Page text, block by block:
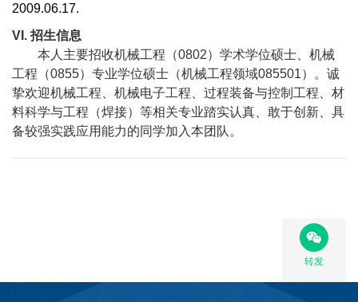
2009.06.17.
VI. 招生信息
本人主要招收机械工程（0802）学术学位硕士、机械
工程（0855）专业学位硕士（机械工程领域085501）。诚
挚欢迎机械工程、机械电子工程、过程装备与控制工程、材
料科学与工程（焊接）等相关专业踏实认真、敢于创新、具
备较强实践应用能力的同学加入本团队。
转发